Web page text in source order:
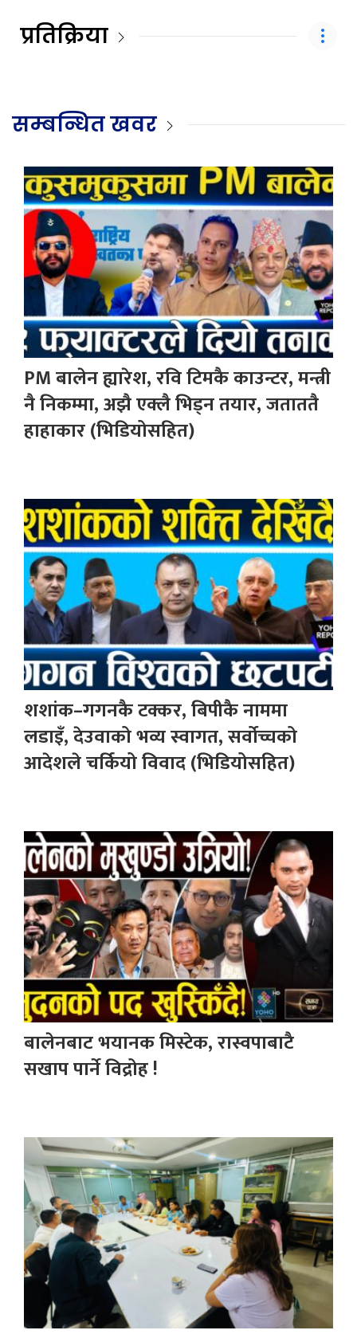
प्रतिक्रिया
सम्बन्धित खवर
PM बालेन ह्यारेश, रवि टिमकै काउन्टर, मन्त्री
नै निकम्मा, अझै एक्लै भिड्न तयार, जताततै
हाहाकार (भिडियोसहित)
शशांक–गगनकै टक्कर, बिपीकै नाममा
लडाइँ, देउवाको भव्य स्वागत, सर्वोच्चको
आदेशले चर्कियो विवाद (भिडियोसहित)
बालेनबाट भयानक मिस्टेक, रास्वपाबाटै
सखाप पार्ने विद्रोह !